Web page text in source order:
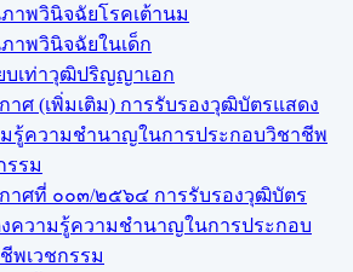
าพวินิจฉัยโรคเต้านม
าพวินิจฉัยในเด็ก
บเท่า​วุฒิปริญญา​เอก
าศ (เพิ่มเติม) การรับรองวุฒิบัตรแสดง
รู้ความชำนาญในการประกอบวิชาชีพ
รรม
าศที่ ๐๐๓/๒๕๖๔ การรับรองวุฒิบัตร
ความรู้ความชำนาญในการประกอบ
พเวชกรรม